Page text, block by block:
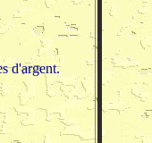
d'argent.